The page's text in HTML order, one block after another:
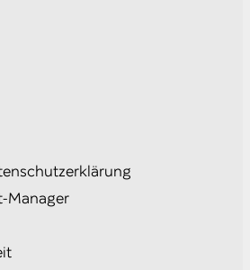
Manager